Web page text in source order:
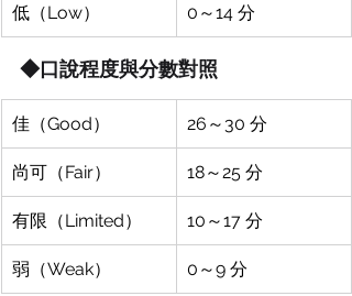
低（Low） 0～14 分
◆口說程度與分數對照
佳（Good） 26～30 分
尚可（Fair） 18～25 分
有限（Limited） 10～17 分
弱（Weak） 0～9 分